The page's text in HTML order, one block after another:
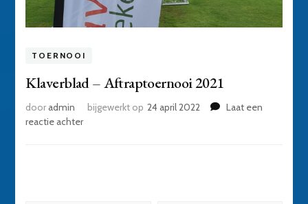
TOERNOOI
Klaverblad – Aftraptoernooi 2021
dooradmin bijgewerkt op 24 april 2022
Laat een
reactie achterop